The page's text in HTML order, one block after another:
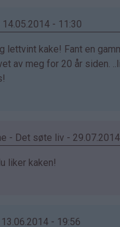
14.05.2014 - 11:30
lettvint kake! Fant en
av meg for 20 år siden.
- Det søte liv -
liker kaken!
- 19:56